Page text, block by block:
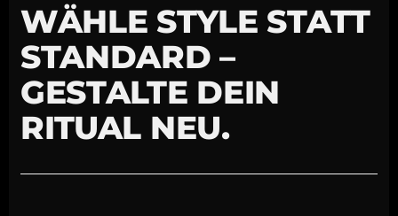
WÄHLE STYLE STATT
STANDARD –
GESTALTE DEIN
RITUAL NEU.